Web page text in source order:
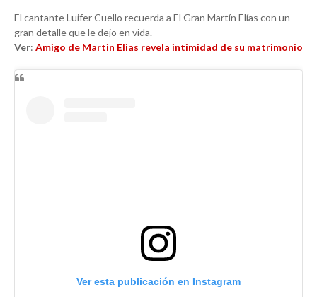
El cantante Luifer Cuello recuerda a El Gran Martín Elías con un
gran detalle que le dejo en vida.
Ver: Amigo de Martin Elias revela intimidad de su matrimonio
Ver esta publicación en Instagram